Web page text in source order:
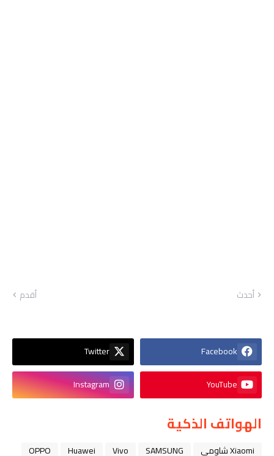
أحدث أقدم
Facebook
Twitter
YouTube
Instagram
الهواتف الذكية
Xiaomi شاومي SAMSUNG
Vivo
Huawei
OPPO